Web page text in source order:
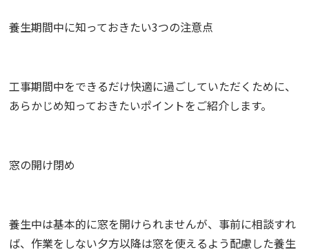
養生期間中に知っておきたい3つの注意点
工事期間中をできるだけ快適に過ごしていただくために、
あらかじめ知っておきたいポイントをご紹介します。
窓の開け閉め
養生中は基本的に窓を開けられませんが、事前に相談すれ
ば、作業をしない夕方以降は窓を使えるよう配慮した養生